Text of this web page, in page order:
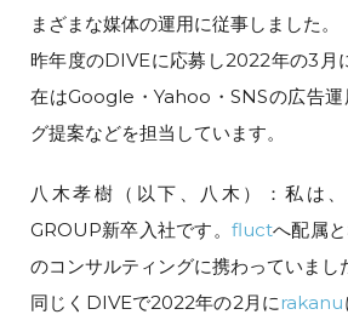
まざまな媒体の運用に従事しました。
昨年度のDIVEに応募し2022年の3月
在はGoogle・Yahoo・SNSの広告運
グ提案などを担当しています。
八木孝樹（以下、八木）：私は、
GROUP新卒入社です。 fluctへ配属
のコンサルティングに携わっていまし
同じくDIVEで2022年の2月にrakanu